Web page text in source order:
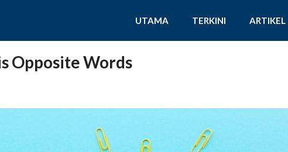
UTAMA TERKINI ARTIKEL
Opposite Words